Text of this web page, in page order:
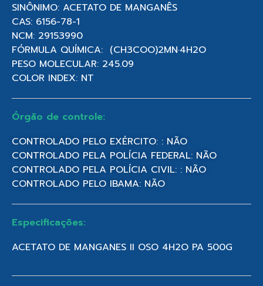
SINÔNIMO: ACETATO DE MANGANÊS
CAS: 6156-78-1
NCM: 29153990
FÓRMULA QUÍMICA: (CH3COO)2MN·4H2O
PESO MOLECULAR: 245.09
COLOR INDEX: NT
Órgão de controle:
CONTROLADO PELO EXÉRCITO: : NÃO
CONTROLADO PELA POLÍCIA FEDERAL: NÃO
CONTROLADO PELA POLÍCIA CIVIL: : NÃO
CONTROLADO PELO IBAMA: NÃO
Especificações:
ACETATO DE MANGANES II OSO 4H2O PA 500G